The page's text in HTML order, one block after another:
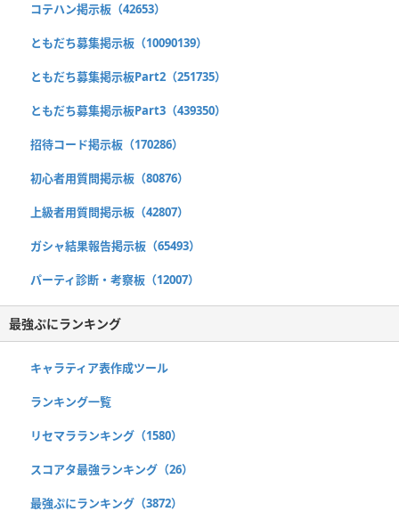
コテハン掲示板（42653）
ともだち募集掲示板（10090139）
ともだち募集掲示板Part2（251735）
ともだち募集掲示板Part3（439350）
招待コード掲示板（170286）
初心者用質問掲示板（80876）
上級者用質問掲示板（42807）
ガシャ結果報告掲示板（65493）
パーティ診断・考察板（12007）
最強ぷにランキング
キャラティア表作成ツール
ランキング一覧
リセマラランキング（1580）
スコアタ最強ランキング（26）
最強ぷにランキング（3872）